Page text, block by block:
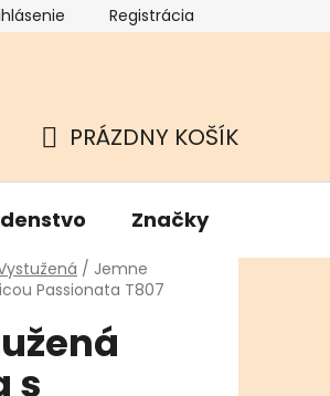
osobných údajov
Registrácia
KOŠÍK
PRÁZDNY KOŠÍK
Značky
/ Jemne
Passionata T807
s